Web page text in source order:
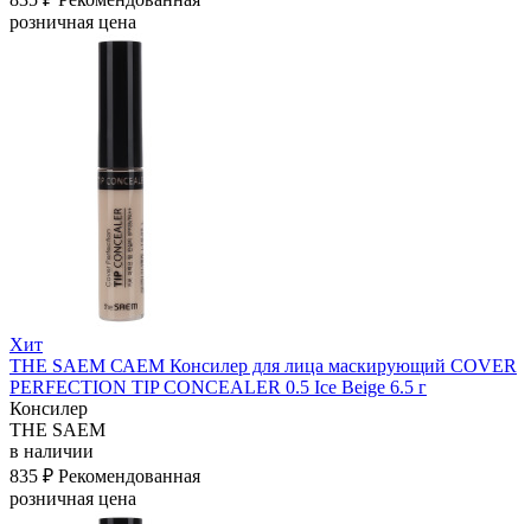
розничная цена
Хит
THE SAEM САЕМ Консилер для лица маскирующий COVER
PERFECTION TIP CONCEALER 0.5 Ice Beige 6.5 г
Консилер
THE SAEM
в наличии
835 ₽ Рекомендованная
розничная цена